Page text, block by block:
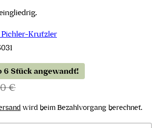
Krutzler
6 Stück angewandt!
€
wird beim Bezahlvorgang berechnet.